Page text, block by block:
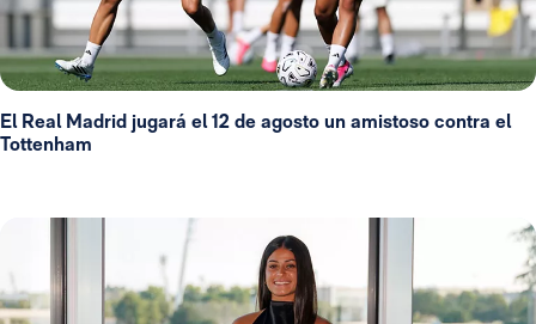
El Real Madrid jugará el 12 de agosto un amistoso contra el
Tottenham